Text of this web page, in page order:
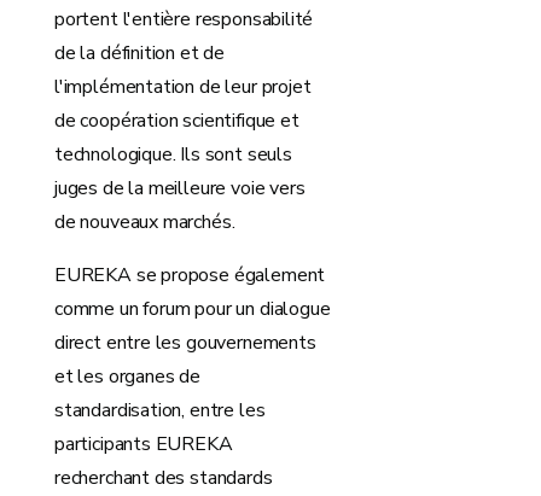
portent l'entière responsabilité
de la définition et de
l'implémentation de leur projet
de coopération scientifique et
technologique. Ils sont seuls
juges de la meilleure voie vers
de nouveaux marchés.
EUREKA se propose également
comme un forum pour un dialogue
direct entre les gouvernements
et les organes de
standardisation, entre les
participants EUREKA
recherchant des standards